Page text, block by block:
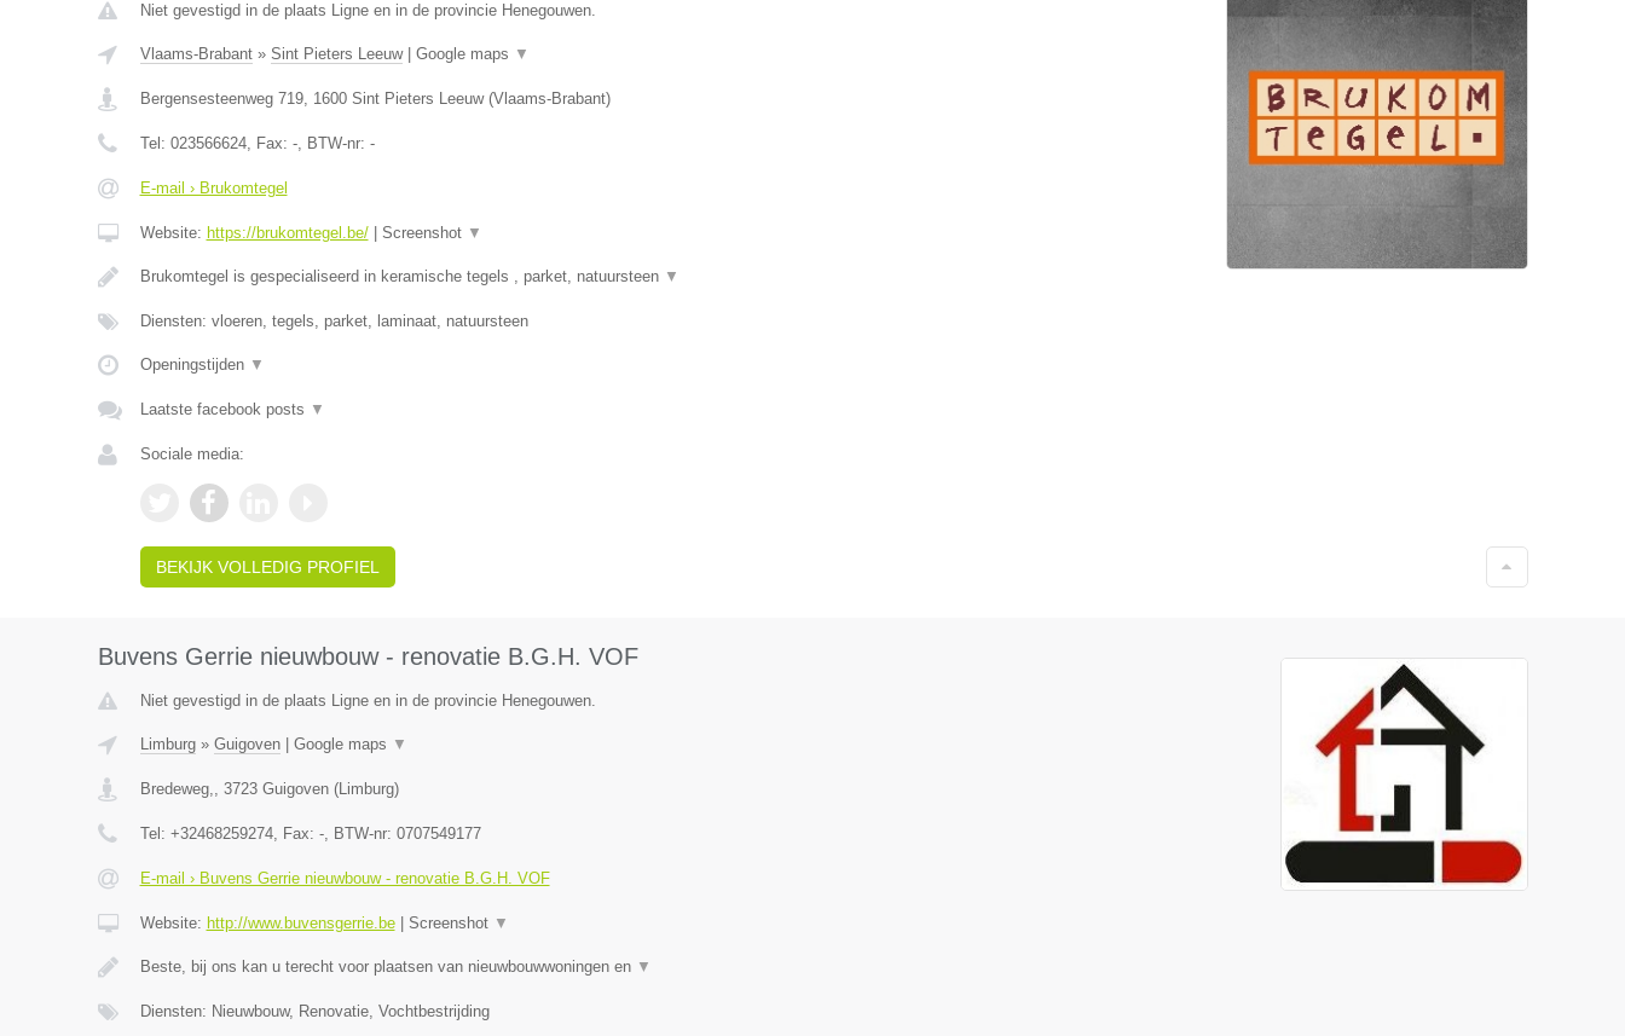
Niet gevestigd in de plaats Ligne en in de provincie Henegouwen.
Vlaams-Brabant» Sint Pieters Leeuw| Google maps ▼
Bergensesteenweg 719, 1600 Sint Pieters Leeuw(Vlaams-Brabant)
Tel: 023566624, Fax: -, BTW-nr: -
E-mail › Brukomtegel
Website: https://brukomtegel.be/| Screenshot ▼
Brukomtegel is gespecialiseerd in keramische tegels , parket, natuursteen ▼
Diensten: vloeren, tegels, parket, laminaat, natuursteen
Openingstijden ▼
Laatste facebook posts ▼
Sociale media:
BEKIJK VOLLEDIG PROFIEL
Buvens Gerrie nieuwbouw - renovatie B.G.H. VOF
Niet gevestigd in de plaats Ligne en in de provincie Henegouwen.
Limburg» Guigoven| Google maps ▼
Bredeweg,, 3723 Guigoven(Limburg)
Tel: +32468259274, Fax: -, BTW-nr: 0707549177
E-mail › Buvens Gerrie nieuwbouw - renovatie B.G.H. VOF
Website: http://www.buvensgerrie.be| Screenshot ▼
Beste, bij ons kan u terecht voor plaatsen van nieuwbouwwoningen en ▼
Diensten: Nieuwbouw, Renovatie, Vochtbestrijding